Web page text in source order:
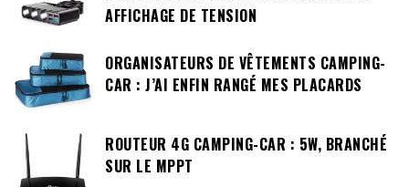
AFFICHAGE DE TENSION
ORGANISATEURS DE VÊTEMENTS CAMPING-
CAR : J’AI ENFIN RANGÉ MES PLACARDS
ROUTEUR 4G CAMPING-CAR : 5W, BRANCHÉ
SUR LE MPPT